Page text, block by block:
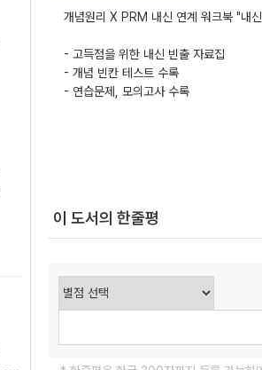
개념원리 X PRM 내신 연계 워크북 "내
- 고득점을 위한 내신 빈출 자료집
- 개념 빈칸 테스트 수록
- 연습문제, 모의고사 수록
이 도서의 한줄평